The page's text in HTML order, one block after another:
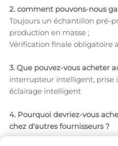
2. comment pouvons-nous
Toujours un échantillon pré-
production en masse ;
Vérification finale obligatoire
3. Que pouvez-vous acheter
interrupteur intelligent, prise
éclairage intelligent
4. Pourquoi devriez-vous
chez d'autres fournisseurs ?
-